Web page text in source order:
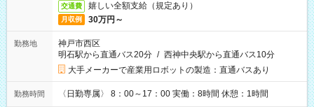
交通費 嬉しい全額支給（規定あり）
月収例 30万円～
勤務地
神戸市西区
明石駅から直通バス20分 / 西神中央駅から直通バス10分
大手メーカーで産業用ロボットの製造：直通バスあり
勤務時間 〈日勤専属〉 8：00～17：00 実働：8時間 休憩：1時間